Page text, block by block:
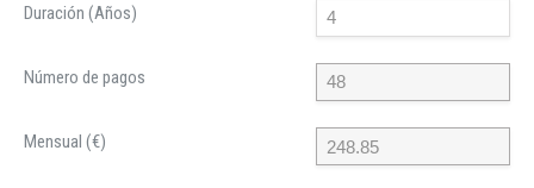
Duración (Años)
Número de pagos
Mensual (€)